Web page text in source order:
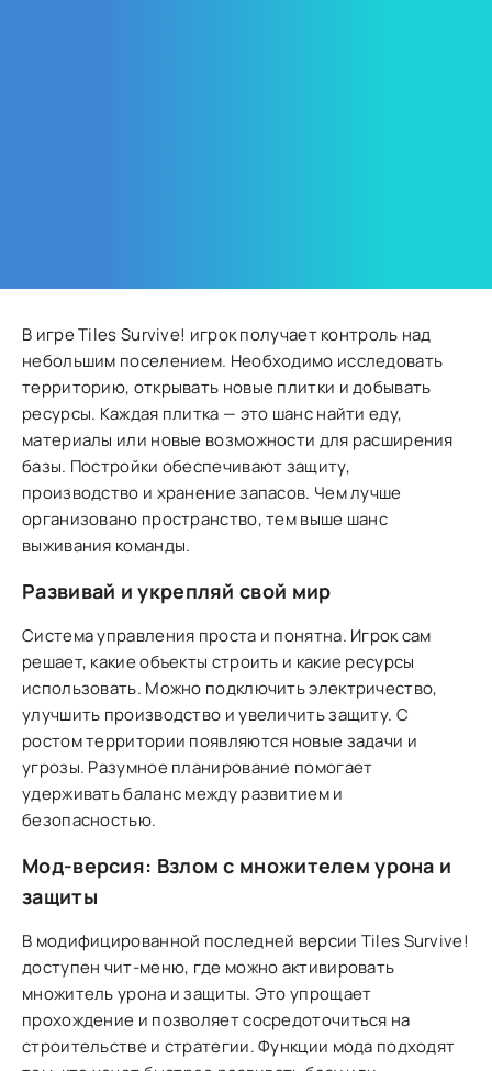
В игре Tiles Survive! игрок получает контроль над
небольшим поселением. Необходимо исследовать
территорию, открывать новые плитки и добывать
ресурсы. Каждая плитка — это шанс найти еду,
материалы или новые возможности для расширения
базы. Постройки обеспечивают защиту,
производство и хранение запасов. Чем лучше
организовано пространство, тем выше шанс
выживания команды.
Развивай и укрепляй свой мир
Система управления проста и понятна. Игрок сам
решает, какие объекты строить и какие ресурсы
использовать. Можно подключить электричество,
улучшить производство и увеличить защиту. С
ростом территории появляются новые задачи и
угрозы. Разумное планирование помогает
удерживать баланс между развитием и
безопасностью.
Мод-версия: Взлом с множителем урона и
защиты
В модифицированной последней версии Tiles Survive!
доступен чит-меню, где можно активировать
множитель урона и защиты. Это упрощает
прохождение и позволяет сосредоточиться на
строительстве и стратегии. Функции мода подходят